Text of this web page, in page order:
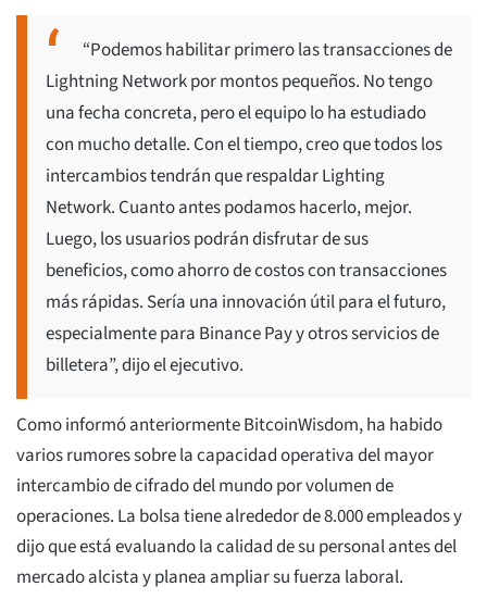
“Podemos habilitar primero las transacciones de
Lightning Network por montos pequeños. No tengo
una fecha concreta, pero el equipo lo ha estudiado
con mucho detalle. Con el tiempo, creo que todos los
intercambios tendrán que respaldar Lighting
Network. Cuanto antes podamos hacerlo, mejor.
Luego, los usuarios podrán disfrutar de sus
beneficios, como ahorro de costos con transacciones
más rápidas. Sería una innovación útil para el futuro,
especialmente para Binance Pay y otros servicios de
billetera”, dijo el ejecutivo.
Como informó anteriormente BitcoinWisdom, ha habido
varios rumores sobre la capacidad operativa del mayor
intercambio de cifrado del mundo por volumen de
operaciones. La bolsa tiene alrededor de 8.000 empleados y
dijo que está evaluando la calidad de su personal antes del
mercado alcista y planea ampliar su fuerza laboral.